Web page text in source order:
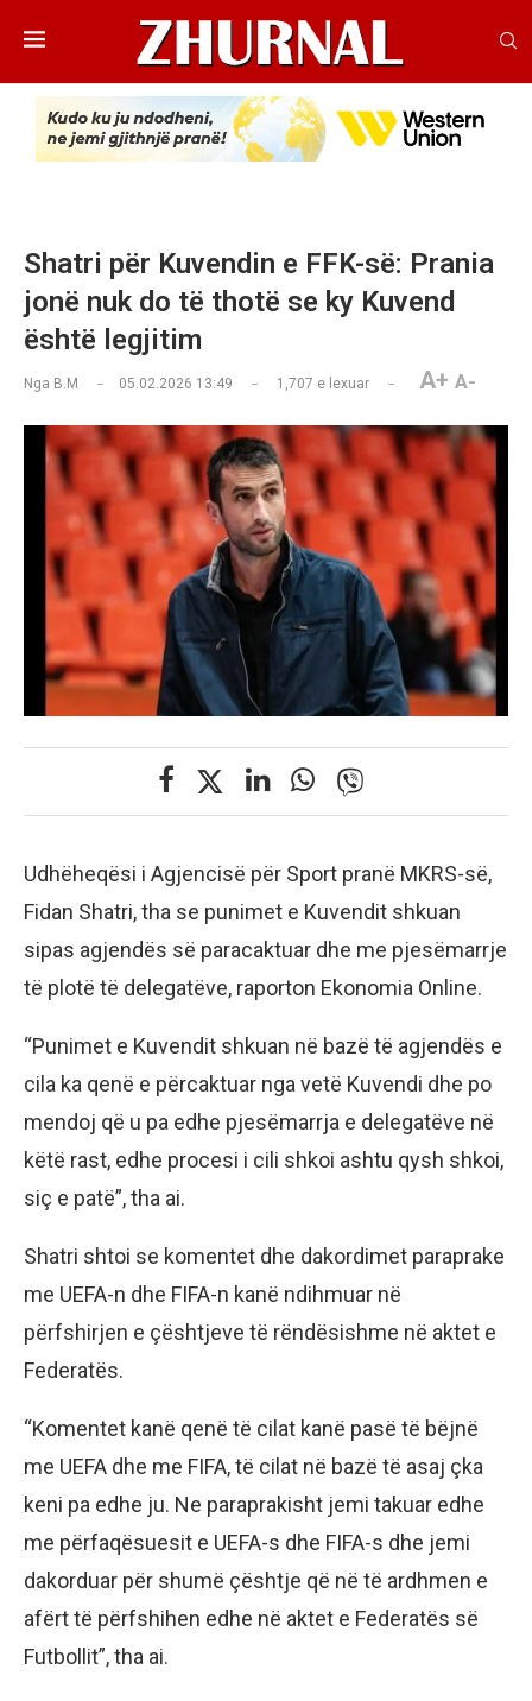
Shatri për Kuvendin e FFK-së: Prania
jonë nuk do të thotë se ky Kuvend
është legjitim
Nga B.M 05.02.2026 13:49 1,707 e lexuar A+ A-
Udhëheqësi i Agjencisë për Sport pranë MKRS-së,
Fidan Shatri, tha se punimet e Kuvendit shkuan
sipas agjendës së paracaktuar dhe me pjesëmarrje
të plotë të delegatëve, raporton Ekonomia Online.
“Punimet e Kuvendit shkuan në bazë të agjendës e
cila ka qenë e përcaktuar nga vetë Kuvendi dhe po
mendoj që u pa edhe pjesëmarrja e delegatëve në
këtë rast, edhe procesi i cili shkoi ashtu qysh shkoi,
siç e patë”, tha ai.
Shatri shtoi se komentet dhe dakordimet paraprake
me UEFA-n dhe FIFA-n kanë ndihmuar në
përfshirjen e çështjeve të rëndësishme në aktet e
Federatës.
“Komentet kanë qenë të cilat kanë pasë të bëjnë
me UEFA dhe me FIFA, të cilat në bazë të asaj çka
keni pa edhe ju. Ne paraprakisht jemi takuar edhe
me përfaqësuesit e UEFA-s dhe FIFA-s dhe jemi
dakorduar për shumë çështje që në të ardhmen e
afërt të përfshihen edhe në aktet e Federatës së
Futbollit”, tha ai.